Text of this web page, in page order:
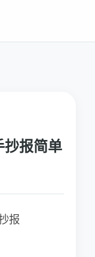
抄报简单